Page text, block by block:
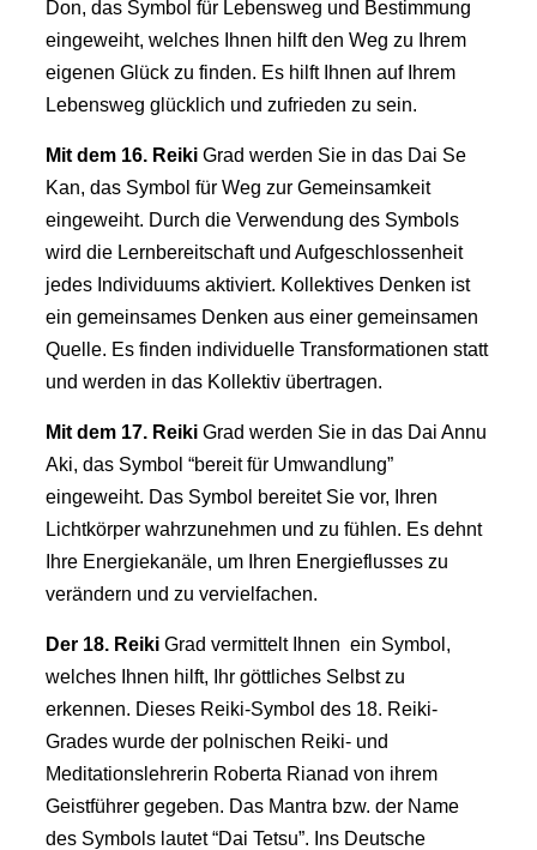
Don, das Symbol für Lebensweg und Bestimmung
eingeweiht, welches Ihnen hilft den Weg zu Ihrem
eigenen Glück zu finden. Es hilft Ihnen auf Ihrem
Lebensweg glücklich und zufrieden zu sein.
Mit dem 16. Reiki Grad werden Sie in das Dai Se
Kan, das Symbol für Weg zur Gemeinsamkeit
eingeweiht. Durch die Verwendung des Symbols
wird die Lernbereitschaft und Aufgeschlossenheit
jedes Individuums aktiviert. Kollektives Denken ist
ein gemeinsames Denken aus einer gemeinsamen
Quelle. Es finden individuelle Transformationen statt
und werden in das Kollektiv übertragen.
Mit dem 17. Reiki Grad werden Sie in das Dai Annu
Aki, das Symbol “bereit für Umwandlung”
eingeweiht. Das Symbol bereitet Sie vor, Ihren
Lichtkörper wahrzunehmen und zu fühlen. Es dehnt
Ihre Energiekanäle, um Ihren Energieflusses zu
verändern und zu vervielfachen.
Der 18. Reiki Grad vermittelt Ihnen ein Symbol,
welches Ihnen hilft, Ihr göttliches Selbst zu
erkennen. Dieses Reiki-Symbol des 18. Reiki-
Grades wurde der polnischen Reiki- und
Meditationslehrerin Roberta Rianad von ihrem
Geistführer gegeben. Das Mantra bzw. der Name
des Symbols lautet “Dai Tetsu”. Ins Deutsche